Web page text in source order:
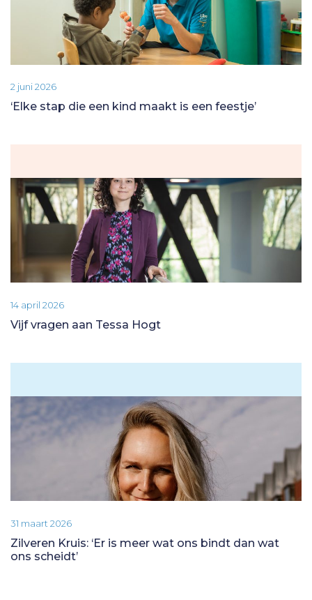
2 juni 2026
‘Elke stap die een kind maakt is een feestje’
14 april 2026
Vijf vragen aan Tessa Hogt
31 maart 2026
Zilveren Kruis: ‘Er is meer wat ons bindt dan wat
ons scheidt’